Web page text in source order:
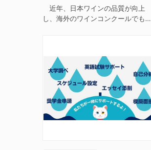
近年、日本ワインの品質が向上
し、海外のワインコンクールでも…